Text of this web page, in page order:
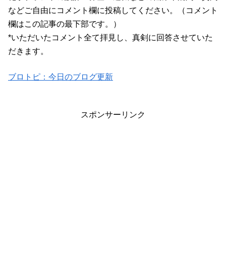
などご自由にコメント欄に投稿してください。（コメント
欄はこの記事の最下部です。）
*いただいたコメント全て拝見し、真剣に回答させていた
だきます。
ブロトピ：今日のブログ更新
スポンサーリンク